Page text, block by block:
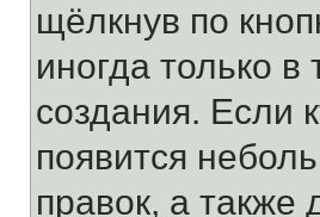
щёлкнув по
иногда только
создания. Если
появится
правок, а также